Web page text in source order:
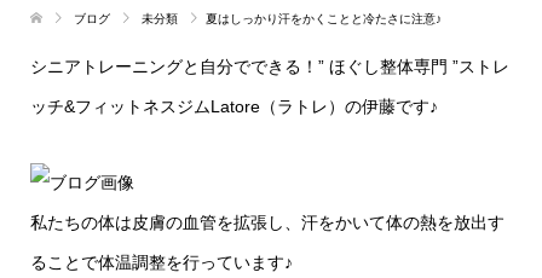
ブログ 未分類 夏はしっかり汗をかくことと冷たさに注意♪
シニアトレーニングと自分でできる！ ” ほぐし整体専門 ”ストレ
ッチ&フィットネスジムLatore（ラトレ）の伊藤です♪
私たちの体は皮膚の血管を拡張し、汗をかいて体の熱を放出す
ることで体温調整を行っています♪